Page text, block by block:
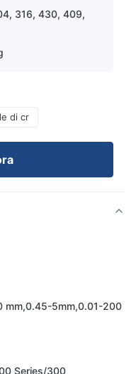
316, 430, 409,
di cr
mm,0.45-5mm,0.01-200
Series/300